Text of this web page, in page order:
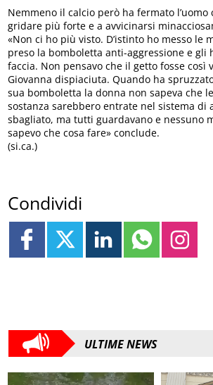
Nemmeno il calcio però ha fermato l’uomo
gridare più forte e a avvicinarsi
«Non ci ho più visto. D’istinto ho messo le
preso la bomboletta anti-aggressione e gli
faccia. Non pensavo che il getto fosse così
Giovanna dispiaciuta. Quando ha
sua bomboletta la donna non sapeva che
sostanza sarebbero entrate nel sistema di
sbagliato, ma tutti guardavano e nessuno
sapevo che cosa fare» conclude.
(si.ca.)
Condividi
ULTIME NEWS